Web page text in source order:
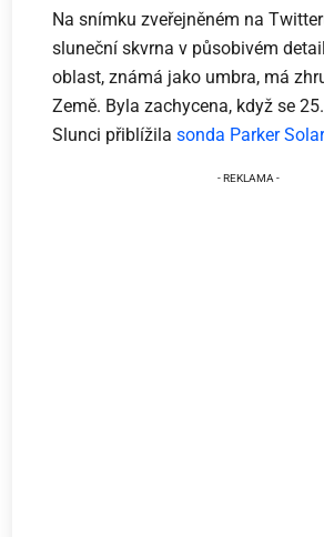
Na snímku zveřejněném na
sluneční skvrna v působivém
oblast, známá jako umbra, má
Země. Byla zachycena, když se
Slunci přiblížilasonda Parker